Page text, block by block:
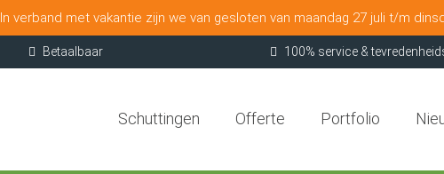
In verband met vakantie zijn we van gesloten van maandag 27 juli t/m
Betaalbaar 100% service &
Schuttingen Offerte Portfolio